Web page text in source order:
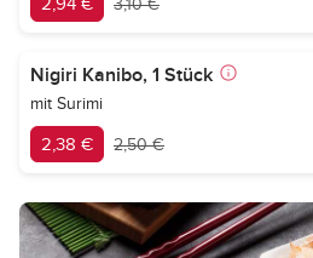
3,10 €
Nigiri Kanibo, 1 Stück
mit Surimi
2,38 € 2,50 €